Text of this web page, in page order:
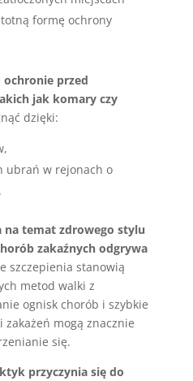
formę ochrony
ochronie przed
jak komary czy
dzięki:
ubrań w rejonach o
na temat zdrowego stylu
zakaźnych odgrywa
szczepienia stanowią
metod walki z
ognisk chorób i szybkie
mogą znacznie
się.
przyczynia się do